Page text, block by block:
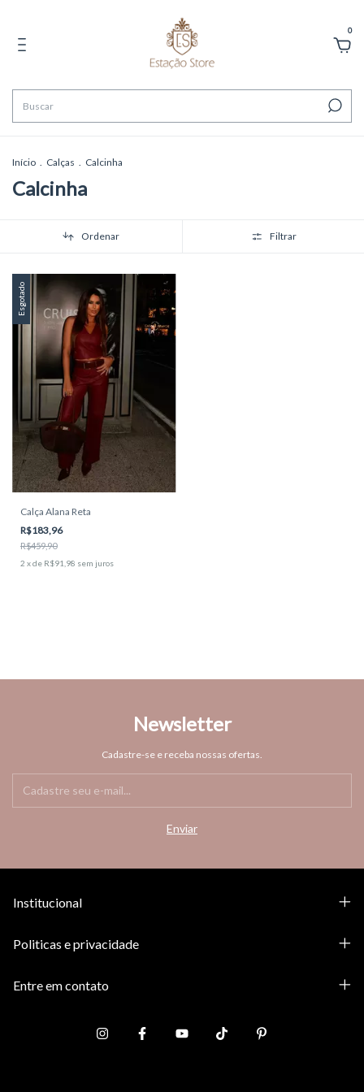
0
Início . Calças . Calcinha
Calcinha
Ordenar Filtrar
Esgotado
Calça Alana Reta
R$183,96
R$459,90
2 xde R$91,98 sem juros
Newsletter
Cadastre-se e receba nossas ofertas.
Institucional
Politicas e privacidade
Entre em contato